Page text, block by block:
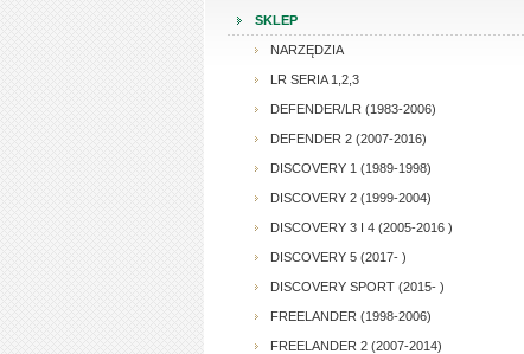
SKLEP
NARZĘDZIA
LR SERIA 1,2,3
DEFENDER/LR (1983-2006)
DEFENDER 2 (2007-2016)
DISCOVERY 1 (1989-1998)
DISCOVERY 2 (1999-2004)
DISCOVERY 3 I 4 (2005-2016 )
DISCOVERY 5 (2017- )
DISCOVERY SPORT (2015- )
FREELANDER (1998-2006)
FREELANDER 2 (2007-2014)